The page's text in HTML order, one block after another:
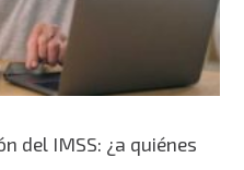
del IMSS: ¿a quiénes